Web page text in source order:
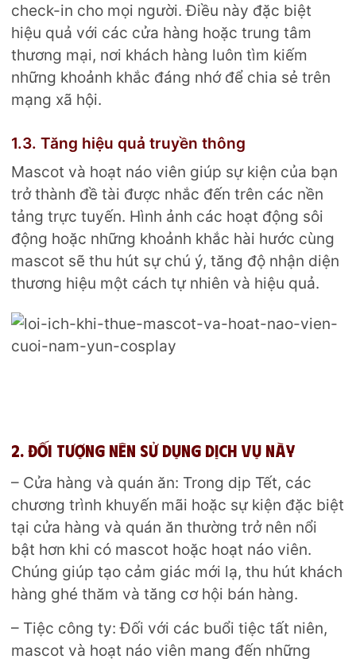
check-in cho mọi người. Điều này đặc biệt
hiệu quả với các cửa hàng hoặc trung tâm
thương mại, nơi khách hàng luôn tìm kiếm
những khoảnh khắc đáng nhớ để chia sẻ trên
mạng xã hội.
1.3. Tăng hiệu quả truyền thông
Mascot và hoạt náo viên giúp sự kiện của bạn
trở thành đề tài được nhắc đến trên các nền
tảng trực tuyến. Hình ảnh các hoạt động sôi
động hoặc những khoảnh khắc hài hước cùng
mascot sẽ thu hút sự chú ý, tăng độ nhận diện
thương hiệu một cách tự nhiên và hiệu quả.
2. Đối tượng nên sử dụng dịch vụ này
– Cửa hàng và quán ăn: Trong dịp Tết, các
chương trình khuyến mãi hoặc sự kiện đặc biệt
tại cửa hàng và quán ăn thường trở nên nổi
bật hơn khi có mascot hoặc hoạt náo viên.
Chúng giúp tạo cảm giác mới lạ, thu hút khách
hàng ghé thăm và tăng cơ hội bán hàng.
– Tiệc công ty:Đối với các buổi tiệc tất niên,
mascot và hoạt náo viên mang đến những